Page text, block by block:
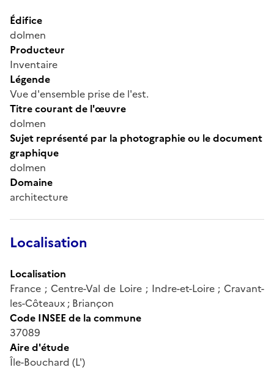
Édifice
dolmen
Producteur
Inventaire
Légende
Vue d'ensemble prise de l'est.
Titre courant de l'œuvre
dolmen
Sujet représenté par la photographie ou le document
graphique
dolmen
Domaine
architecture
Localisation
Localisation
France ; Centre-Val de Loire ; Indre-et-Loire ; Cravant-
les-Côteaux ; Briançon
Code INSEE de la commune
37089
Aire d'étude
Île-Bouchard (L')